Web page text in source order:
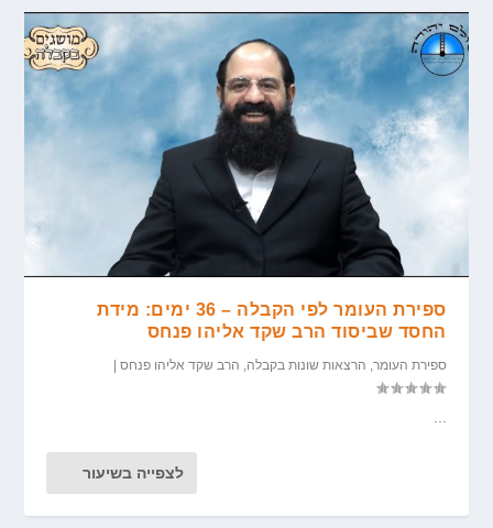
ספירת העומר לפי הקבלה – 36 ימים: מידת
החסד שביסוד הרב שקד אליהו פנחס
ספירת העומר, הרצאות שונות בקבלה, הרב שקד אליהו פנחס
...
לצפייה בשיעור